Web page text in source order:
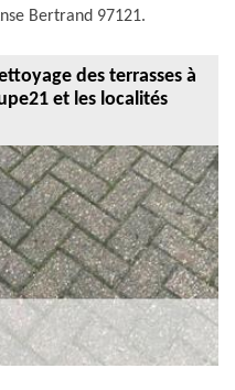
Bertrand 97121.
des terrasses à
et les localités